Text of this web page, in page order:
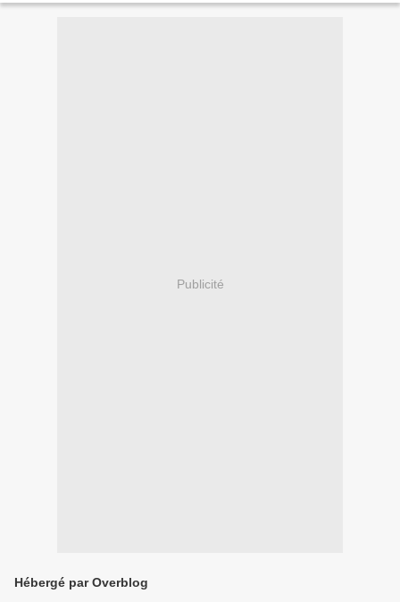
Publicité
Hébergé par Overblog